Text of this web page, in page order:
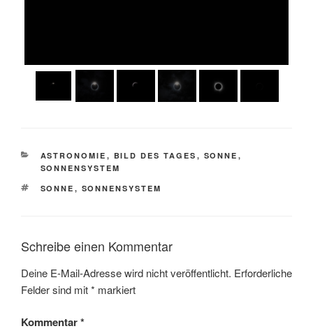
KATEGORIEN
ASTRONOMIE , BILD DES TAGES , SONNE ,
SONNENSYSTEM
SCHLAGWÖRTER
SONNE , SONNENSYSTEM
Schreibe einen Kommentar
Deine E-Mail-Adresse wird nicht veröffentlicht. Erforderliche
Felder sind mit* markiert
Kommentar*